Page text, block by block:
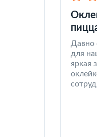
пицца
Давно
для
яркая
оклейке